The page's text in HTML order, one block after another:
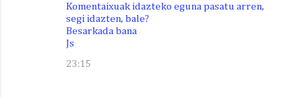
Komentaixuak idazteko eguna pasatu arren,
segi idazten, bale?
Besarkada bana
Js
23:15